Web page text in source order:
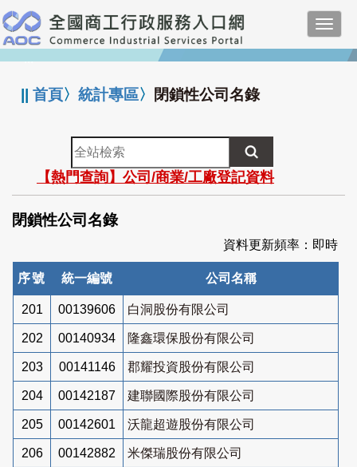
跳
到
主
要
:::
||首頁〉統計專區〉 閉鎖性公司名錄
全
站
檢
索
【熱門查詢】公司/商業/工廠登記資料
閉鎖性公司名錄
資料更新頻率：即時
序號 統一編號 公司名稱
201 00139606 白洞股份有限公司
202 00140934 隆鑫環保股份有限公司
203 00141146 郡耀投資股份有限公司
204 00142187 建聯國際股份有限公司
205 00142601 沃龍超遊股份有限公司
206 00142882 米傑瑞股份有限公司